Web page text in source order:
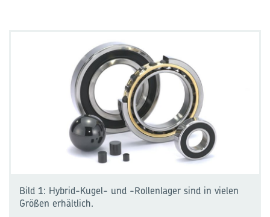
Bild 1: Hybrid-Kugel- und -Rollenlager sind in vielen
Größen erhältlich.